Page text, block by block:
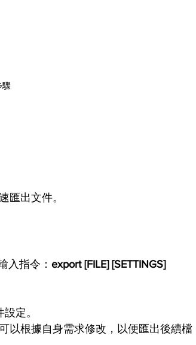
驟
匯出文件。
入指令： export [FILE] [SETTINGS]
定。
以根據自身需求修改，以便匯出後續檔